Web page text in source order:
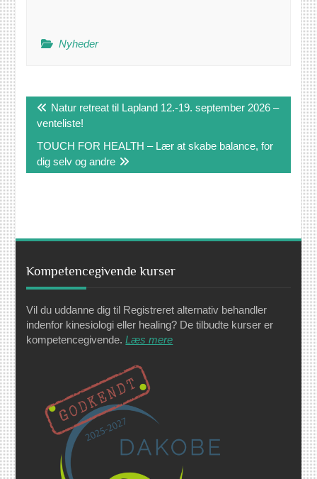
Nyheder
Natur retreat til Lapland 12.-19. september 2026 –
venteliste!
TOUCH FOR HEALTH – Lær at skabe balance, for
dig selv og andre
Kompetencegivende kurser
Vil du uddanne dig til Registreret alternativ behandler
indenfor kinesiologi eller healing? De tilbudte kurser er
kompetencegivende.Læs mere